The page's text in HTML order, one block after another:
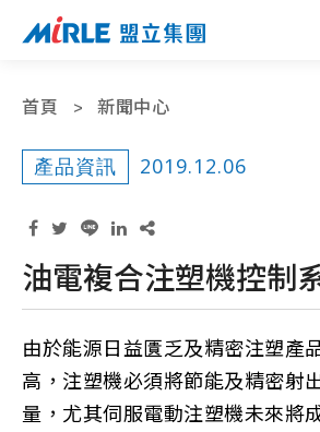
首頁 新聞中心
產品資訊 2019.12.06
油電複合注塑機控制
由於能源日益匱乏及精密注塑產
高，注塑機必須將節能及精密射
量，尤其伺服電動注塑機未來將